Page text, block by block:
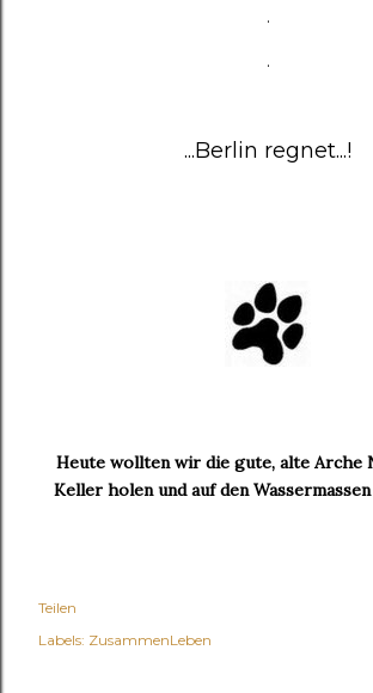
.
.
...Berlin regnet...!
Heute wollten wir die gute, alte Arche
Keller holen und auf den
Teilen
Labels: ZusammenLeben